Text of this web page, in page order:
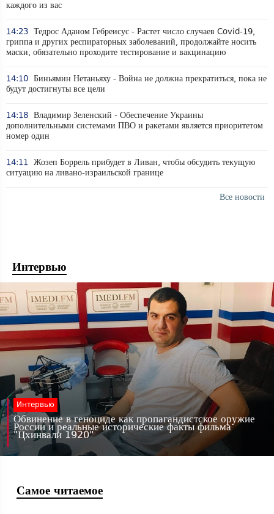
каждого из вас
14:23 Тедрос Аданом Гебреисус - Растет число случаев Covid-19,
гриппа и других респираторных заболеваний, продолжайте носить
маски, обязательно проходите тестирование и вакцинацию
14:10 Биньямин Нетаньяху - Война не должна прекратиться, пока не
будут достигнуты все цели
14:18 Владимир Зеленский - Обеспечение Украины
дополнительными системами ПВО и ракетами является приоритетом
номер один
14:11 Жозеп Боррель прибудет в Ливан, чтобы обсудить текущую
ситуацию на ливано-израильской границе
Все новости
Интервью
Интервью
Обвинение в геноциде как пропагандистское оружие
России и реальные исторические факты фильма
"Цхинвали 1920"
Самое читаемое